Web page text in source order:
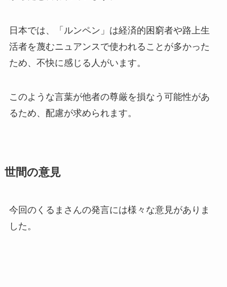
日本では、「ルンペン」は経済的困窮者や路上生
活者を蔑むニュアンスで使われることが多かった
ため、不快に感じる人がいます。
このような言葉が他者の尊厳を損なう可能性があ
るため、配慮が求められます。
世間の意見
今回のくるまさんの発言には様々な意見がありま
した。